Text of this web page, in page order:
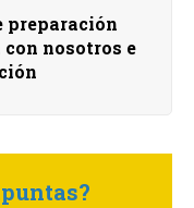
preparación
con nosotros e